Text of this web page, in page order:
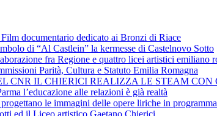
documentario dedicato ai Bronzi di Riace
di “Al Castlein” la kermesse di Castelnovo Sotto
fra Regione e quattro licei artistici emiliano
Parità, Cultura e Statuto Emilia Romagna
CNR IL CHIERICI REALIZZA LE STEAM
l’educazione alle relazioni è già realtà
le immagini delle opere liriche in